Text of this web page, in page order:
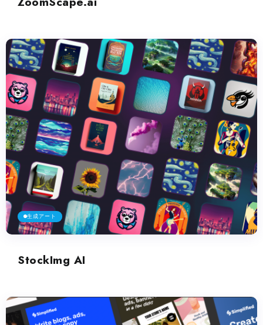
生成アート
StockImg AI